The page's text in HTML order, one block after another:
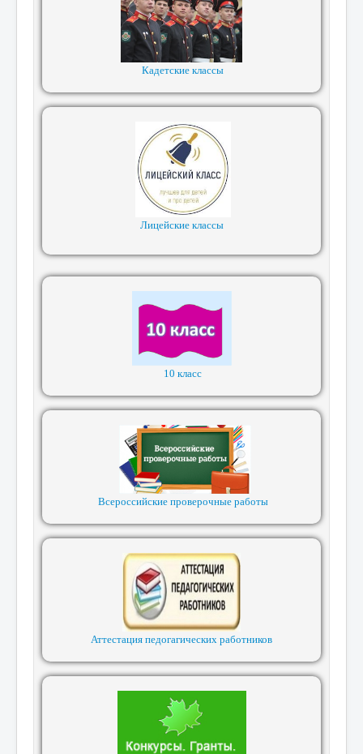
Кадетские классы
Лицейские классы
10 класс
Всероссийские проверочные работы
Аттестация педогагических работников